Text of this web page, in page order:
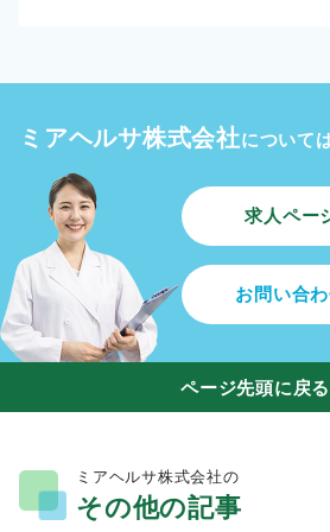
ミアヘルサ株式会社について
求人ペー
お問い合
ページ先頭に戻る
ミアヘルサ株式会社の
その他の記事